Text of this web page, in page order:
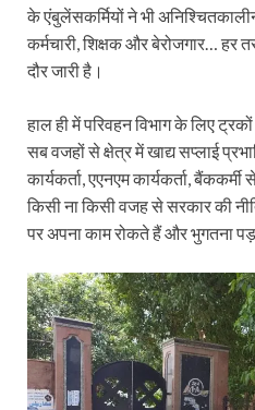
के एंबुलेंसकर्मियों ने भी
कर्मचारी, शिक्षक और बेरोजगार… हर
दौर जारी है।
हाल ही में परिवहन विभाग के लिए
सब वजहों से क्षेत्र में खाद्य सप्लाई
कार्यकर्ता, एएनएम कार्यकर्ता,
किसी ना किसी वजह से सरकार की
पर अपना काम रोकते हैं और भुगतना